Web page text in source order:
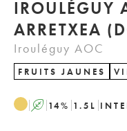
IROULÉGUY
Irouléguy AOC
FRUITS JAUNES
A 14% 1.5 L